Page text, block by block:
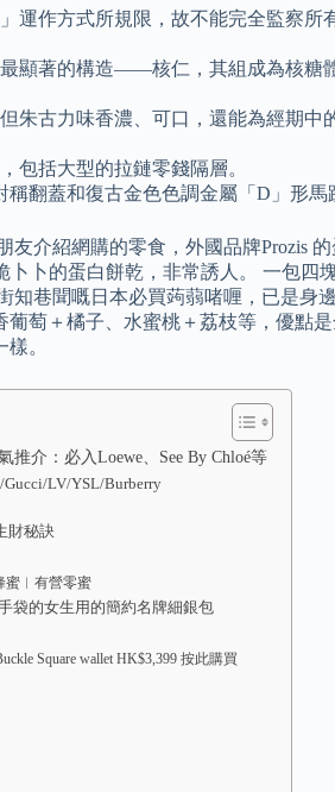
運作方式所規限，故不能完全監察所
顯著的構造——核仁，其組成為核糖
朱古力味香濃、可口，還能為經期中
包括大型的拉鏈零錢隔層。
翻蓋和復古金色色調金屬「D」形馬
介紹網購的零食，外國品牌Prozis
卜卜的蛋白餅乾，非常誘人。 一包四
知巷聞嘅日本必買蒟蒻啫喱，已是身
萄＋橘子、水蜜桃＋荔枝等，優點
。
介：必入Loewe、See By Chloé等
LV/YSL/Burberry
財秘訣
蜜︳有營零蜜
袋的女生用的簡約名牌細銀包
Square wallet HK$3,399 按此購買